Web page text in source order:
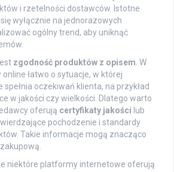
i rzetelności dostawców. Istotne
wyłącznie na jednorazowych
ogólny trend, aby uniknąć
zgodność produktów z opisem . W
łatwo o sytuacje, w której
oczekiwań klienta, na przykład
w jakości czy wielkości. Dlatego warto
oferują certyfikaty jakości lub
pochodzenie i standardy
Takie informacje mogą znacząco
niektóre platformy internetowe oferują